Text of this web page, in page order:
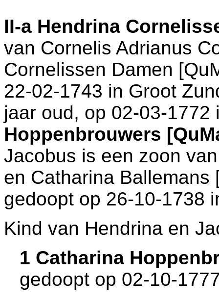
II-a Hendrina
van Cornelis Adrianus
Cornelissen Damen
22-02-1743 in Groot
jaar oud, op 02-03-
Hoppenbrouwers
Jacobus is een zoon
en Catharina Ballemans
gedoopt op 26-10-1738
Kind van Hendrina en
1 Catharina
gedoopt op 02-10-